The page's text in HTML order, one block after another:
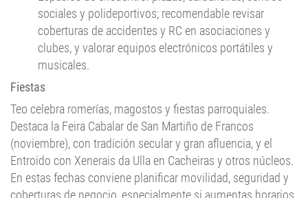
coberturas de accidentes y RC en asociaciones y
clubes, y valorar equipos electrónicos portátiles y
musicales.
Fiestas
Teo celebra romerías, magostos y fiestas parroquiales.
Destaca la Feira Cabalar de San Martiño de Francos
(noviembre), con tradición secular y gran afluencia, y el
Entroido con Xenerais da Ulla en Cacheiras y otros núcleos.
En estas fechas conviene planificar movilidad, seguridad y
coberturas de negocio, especialmente si aumentas horarios
o instalas terrazas temporales.